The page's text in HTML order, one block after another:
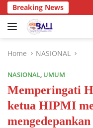
Breaking News
Home NASIONAL
NASIONAL, UMUM
Memperingati
ketua HIPMI